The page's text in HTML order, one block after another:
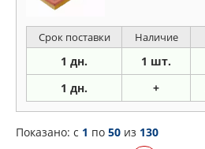
Срок поставки Наличие
1 дн. 1 шт.
1 дн. +
Показано: c 1 по 50 из 130